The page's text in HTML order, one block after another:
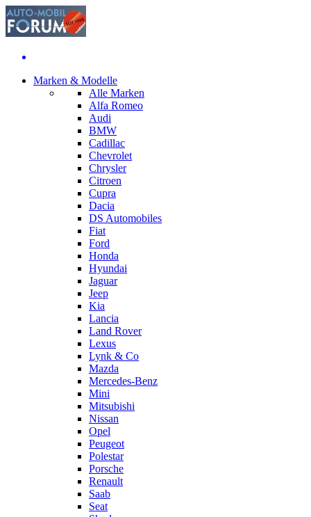
Marken & Modelle
Alle Marken
Alfa Romeo
Audi
BMW
Cadillac
Chevrolet
Chrysler
Citroen
Cupra
Dacia
DS Automobiles
Fiat
Ford
Honda
Hyundai
Jaguar
Jeep
Kia
Lancia
Land Rover
Lexus
Lynk & Co
Mazda
Mercedes-Benz
Mini
Mitsubishi
Nissan
Opel
Peugeot
Polestar
Porsche
Renault
Saab
Seat